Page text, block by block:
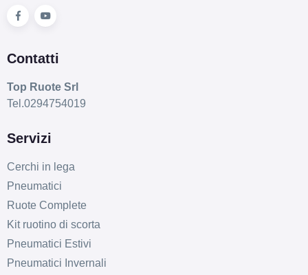
Contatti
Top Ruote Srl
Tel.0294754019
Servizi
Cerchi in lega
Pneumatici
Ruote Complete
Kit ruotino di scorta
Pneumatici Estivi
Pneumatici Invernali